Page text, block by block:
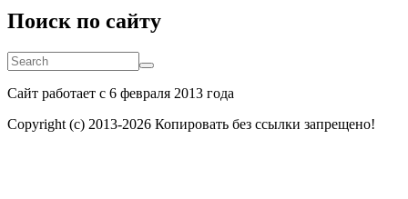
Поиск по сайту
Search
Search
Сайт работает с 6 февраля 2013 года
Copyright (c) 2013-2026 Копировать без ссылки запрещено!